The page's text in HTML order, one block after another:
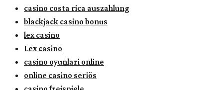
casino costa rica auszahlung
blackjack casino bonus
lex casino
Lex casino
casino oyunlari online
online casino seriös